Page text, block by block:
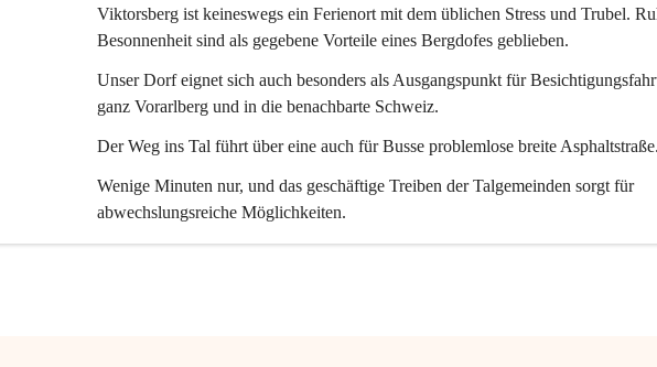
Viktorsberg ist keineswegs ein Ferienort mit dem üblichen Stress und Trubel.
Besonnenheit sind als gegebene Vorteile eines Bergdofes geblieben.
Unser Dorf eignet sich auch besonders als Ausgangspunkt für
ganz Vorarlberg und in die benachbarte Schweiz.
Der Weg ins Tal führt über eine auch für Busse problemlose breite
Wenige Minuten nur, und das geschäftige Treiben der Talgemeinden sorgt für
abwechslungsreiche Möglichkeiten.